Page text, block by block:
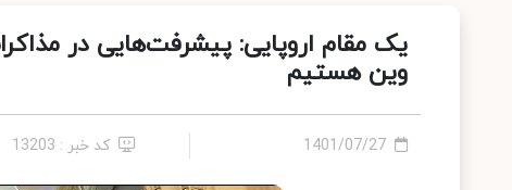
یک مقام اروپایی: پیشرفت‌هایی در
وین هستیم
1401/07/27 کد خبر : 13203